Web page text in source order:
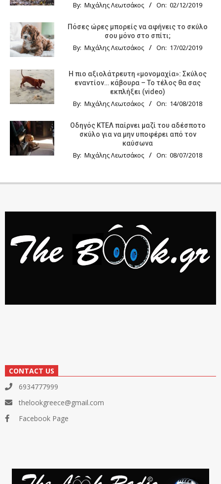
By: Μιχάλης Λεωτσάκος On: 02/12/2019
Πόσες ώρες μπορείς να αφήνεις το σκύλο
σου μόνο στο σπίτι;
By: Μιχάλης Λεωτσάκος On: 17/02/2019
Η πιο αξιολάτρευτη «μονομαχία»: Σκύλος
εναντίον… κάβουρα – Το τέλος θα σας
εκπλήξει (video)
By: Μιχάλης Λεωτσάκος On: 14/08/2018
Οδηγός KTΕΛ παίρνει μαζί του αδέσποτο
σκύλο για να μην υποφέρει από τον
καύσωνα
By: Μιχάλης Λεωτσάκος On: 08/07/2018
CONTACT US
6934777999
thelookgreece@gmail.com
Facebook Page